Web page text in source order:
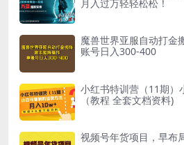
月入过万轻轻松松！
魔兽世界亚服自动打金
账号日入300-400
小红书特训营（11期）
（教程 全套文档资料)
视频号年货项目，早布